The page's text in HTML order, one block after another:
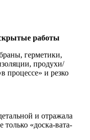
работы
герметики,
продухи/
процессе» и резко
и отражала
«доска-вата-